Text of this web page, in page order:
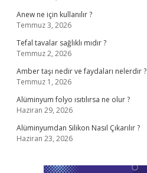
Anew ne için kullanılır ?
Temmuz 3, 2026
Tefal tavalar sağlıklı mıdır ?
Temmuz 2, 2026
Amber taşı nedir ve faydaları nelerdir ?
Temmuz 1, 2026
Alüminyum folyo ısıtılırsa ne olur ?
Haziran 29, 2026
Alüminyumdan Silikon Nasıl Çıkarılır ?
Haziran 23, 2026